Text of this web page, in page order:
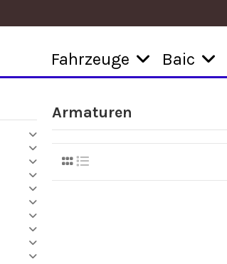
Fahrzeuge Baic
Armaturen